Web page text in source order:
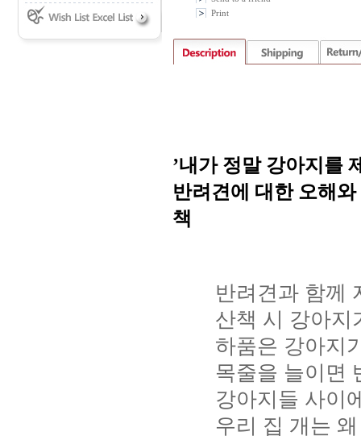
Print
’내가 정말 강아지를
반려견에 대한 오해와
책
반려견과 함께
산책 시 강아
하품은 강아지
목줄을 늘이면
강아지들 사이
우리 집 개는